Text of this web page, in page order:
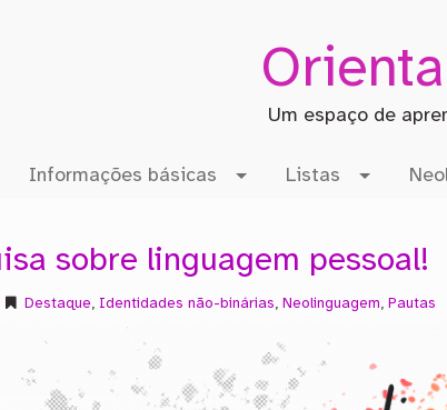
Um espaço de
Informações básicas Listas
sobre linguagem pessoal!
Destaque, Identidades não-binárias, Neolinguagem, Pautas